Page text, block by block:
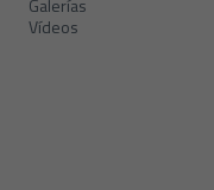
Galerías
Vídeos